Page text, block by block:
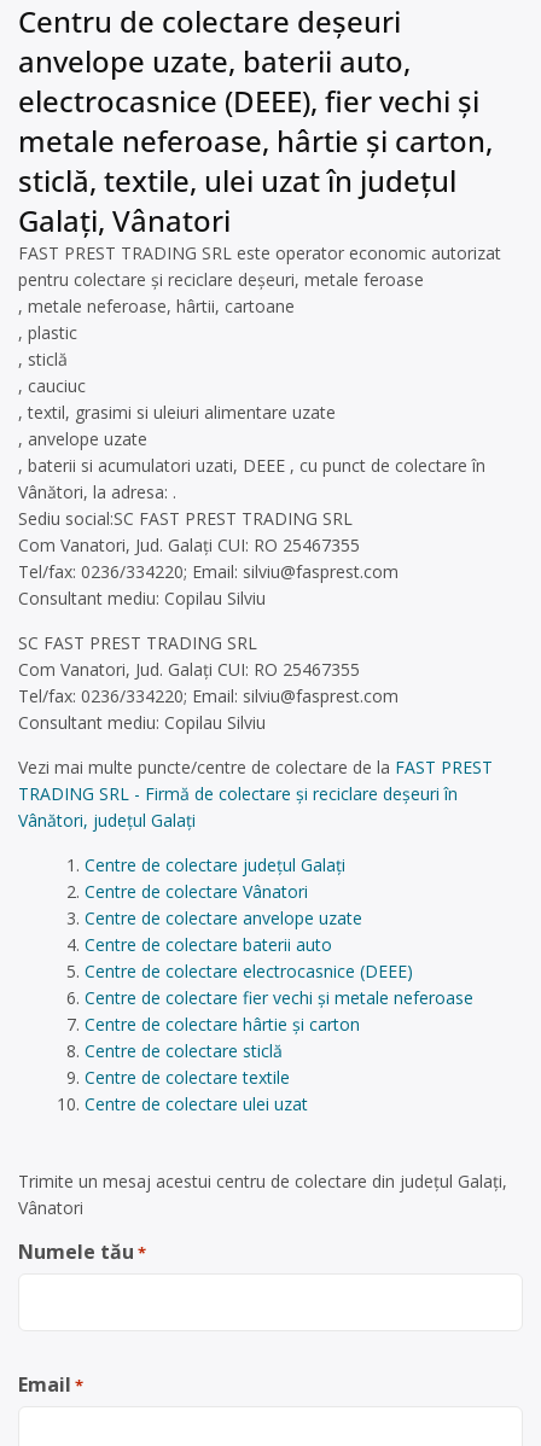
Centru de colectare deșeuri
anvelope uzate, baterii auto,
electrocasnice (DEEE), fier vechi și
metale neferoase, hârtie și carton,
sticlă, textile, ulei uzat în județul
Galați, Vânatori
FAST PREST TRADING SRL este operator economic autorizat
pentru colectare și reciclare deșeuri, metale feroase
, metale neferoase, hârtii, cartoane
, plastic
, sticlă
, cauciuc
, textil, grasimi si uleiuri alimentare uzate
, anvelope uzate
, baterii si acumulatori uzati, DEEE , cu punct de colectare în
Vânători, la adresa: .
Sediu social:SC FAST PREST TRADING SRL
Com Vanatori, Jud. Galați CUI: RO 25467355
Tel/fax: 0236/334220; Email: silviu@fasprest.com
Consultant mediu: Copilau Silviu
SC FAST PREST TRADING SRL
Com Vanatori, Jud. Galați CUI: RO 25467355
Tel/fax: 0236/334220; Email: silviu@fasprest.com
Consultant mediu: Copilau Silviu
Vezi mai multe puncte/centre de colectare de la FAST PREST
TRADING SRL - Firmă de colectare și reciclare deșeuri în
Vânători, județul Galați
Centre de colectare județul Galați
Centre de colectare Vânatori
Centre de colectare anvelope uzate
Centre de colectare baterii auto
Centre de colectare electrocasnice (DEEE)
Centre de colectare fier vechi și metale neferoase
Centre de colectare hârtie și carton
Centre de colectare sticlă
Centre de colectare textile
Centre de colectare ulei uzat
Trimite un mesaj acestui centru de colectare din județul Galați,
Vânatori
Numele tău *
Email *